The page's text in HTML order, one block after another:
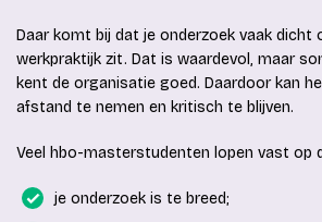
Daar komt bij dat je onderzoek vaak dicht
werkpraktijk zit. Dat is waardevol, maar
kent de organisatie goed. Daardoor kan
afstand te nemen en kritisch te blijven.
Veel hbo-masterstudenten lopen vast op
je onderzoek is te breed;